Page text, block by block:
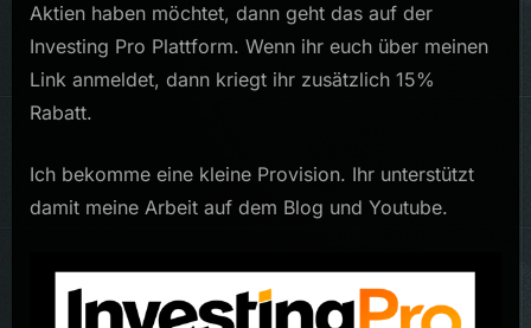
Aktien haben möchtet, dann geht das auf der
Investing Pro Plattform. Wenn ihr euch über meinen
Link anmeldet, dann kriegt ihr zusätzlich 15%
Rabatt.
Ich bekomme eine kleine Provision. Ihr unterstützt
damit meine Arbeit auf dem Blog und Youtube.